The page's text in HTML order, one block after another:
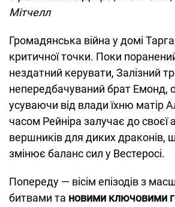
Мітчелл
Громадянська війна у домі
критичної точки. Поки
нездатний керувати, Залізний
непередбачуваний брат Емонд,
усуваючи від влади їхню матір
часом Рейніра залучає до своєї
вершників для диких драконів,
змінює баланс сил у Вестеросі.
Попереду — вісім епізодів з
битвами та новими ключовими